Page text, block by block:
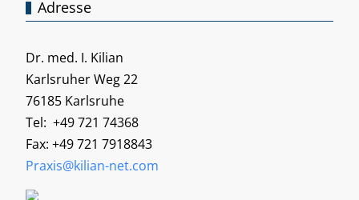
Adresse
Dr. med. I. Kilian
Karlsruher Weg 22
76185 Karlsruhe
Tel: +49 721 74368
Fax: +49 721 7918843
Praxis@kilian-net.com